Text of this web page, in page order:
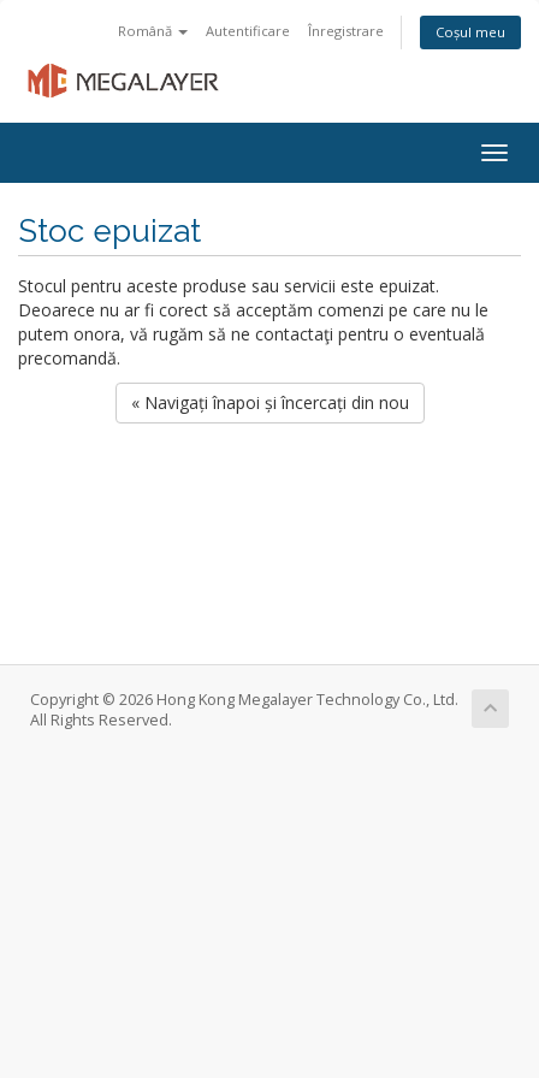
Română Autentificare Înregistrare Coșul meu
Stoc epuizat
Stocul pentru aceste produse sau servicii este epuizat.
Deoarece nu ar fi corect să acceptăm comenzi pe care nu le
putem onora, vă rugăm să ne contactaţi pentru o eventuală
precomandă.
« Navigați înapoi și încercați din nou
Copyright © 2026 Hong Kong Megalayer Technology Co., Ltd.
All Rights Reserved.